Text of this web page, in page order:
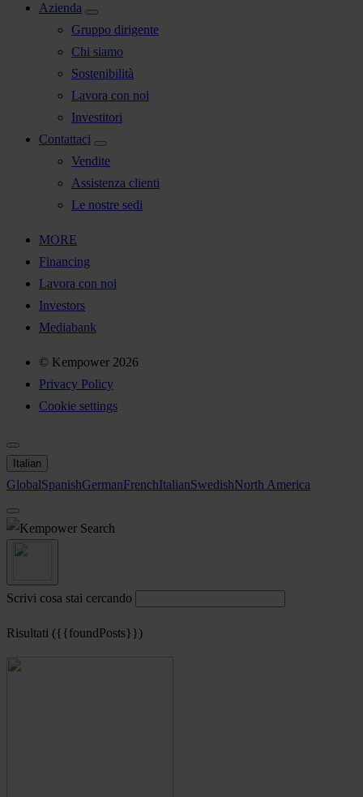
Azienda
Gruppo dirigente
Chi siamo
Sostenibilità
Lavora con noi
Investitori
Contattaci
Vendite
Assistenza clienti
Le nostre sedi
MORE
Financing
Lavora con noi
Investors
Mediabank
© Kempower 2026
Privacy Policy
Cookie settings
Italian
GlobalSpanishGermanFrenchItalianSwedishNorth America
Search
Scrivi cosa stai cercando
Risultati ({{foundPosts}})